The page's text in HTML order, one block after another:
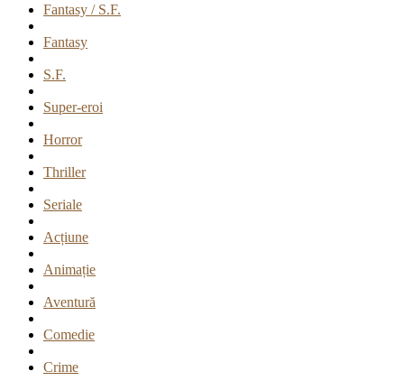
Fantasy / S.F.
Fantasy
S.F.
Super-eroi
Horror
Thriller
Seriale
Acțiune
Animație
Aventură
Comedie
Crime